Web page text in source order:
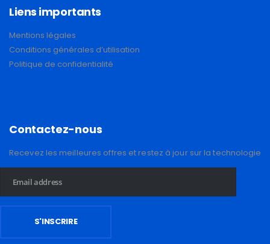
Liens importants
Mentions légales
Conditions générales d’utilisation
Politique de confidentialité
Contactez-nous
Recevez les meilleures offres et restez à jour sur la technologie